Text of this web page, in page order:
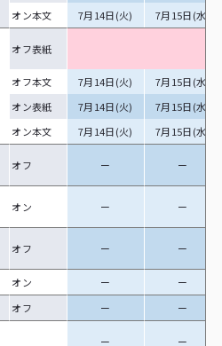
オン本文
7月14日(火) 7月15日(水)
オフ表紙
オフ本文
7月14日(火)
7月15日(水)
オン表紙
7月14日(火)
7月15日(水)
オン本文
7月14日(火)
7月15日(水)
オフ ー ー
オン ー ー
オフ ー ー
オン ー
ー
オフ ー
ー
ー ー